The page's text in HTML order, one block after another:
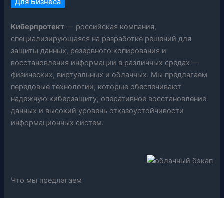
Киберпротект — российская компания,
специализирующаяся на разработке решений для
защиты данных, резервного копирования и
восстановления информации в различных средах —
физических, виртуальных и облачных. Мы предлагаем
передовые технологии, которые обеспечивают
надежную киберзащиту, оперативное восстановление
данных и высокий уровень отказоустойчивости
информационных систем.
Что мы предлагаем